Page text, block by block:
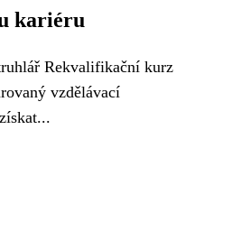
kariéru
Rekvalifikační kurz
vzdělávací